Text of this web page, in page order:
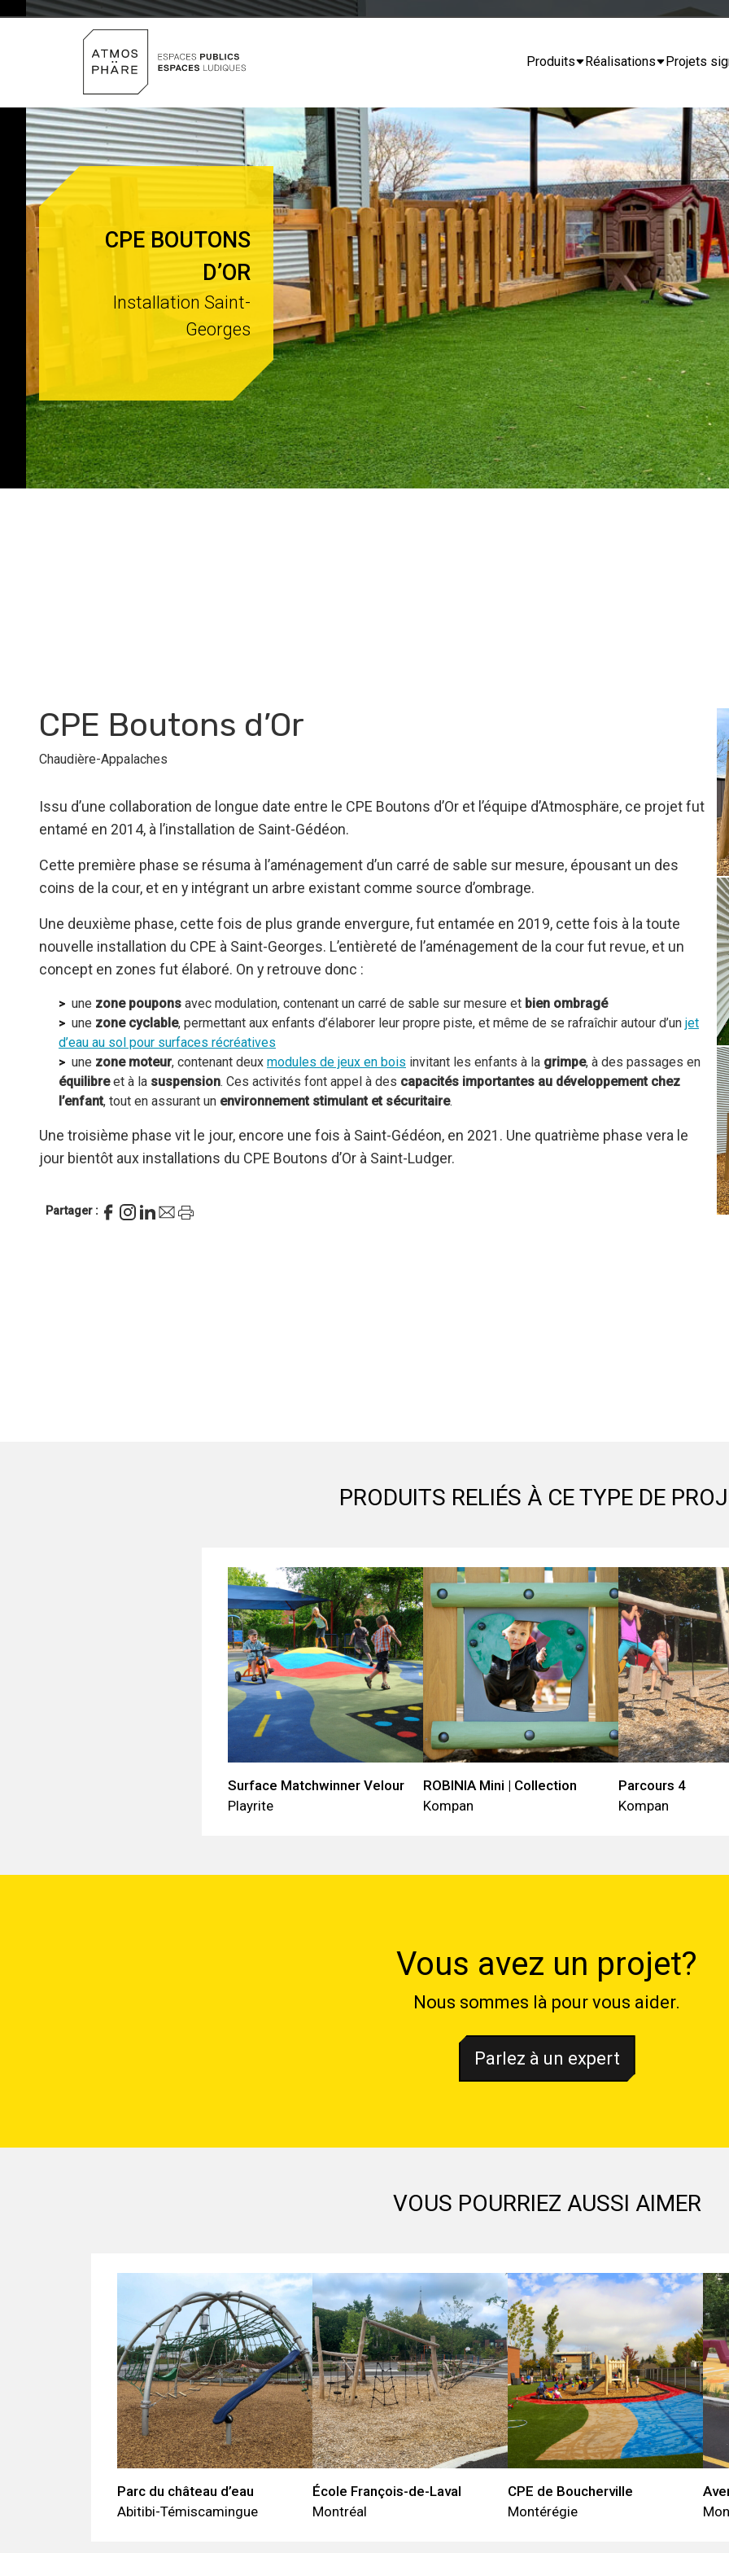
Aller au contenu
Produits Réalisations Projets
CPE BOUTONS
D’OR
Installation Saint-
Georges
CPE Boutons d’Or
Chaudière-Appalaches
Issu d’une collaboration de longue date entre le CPE Boutons d’Or et l’équipe d’Atmosphäre, ce projet fut
entamé en 2014, à l’installation de Saint-Gédéon.
Cette première phase se résuma à l’aménagement d’un carré de sable sur mesure, épousant un des
coins de la cour, et en y intégrant un arbre existant comme source d’ombrage.
Une deuxième phase, cette fois de plus grande envergure, fut entamée en 2019, cette fois à la toute
nouvelle installation du CPE à Saint-Georges. L’entièreté de l’aménagement de la cour fut revue, et un
concept en zones fut élaboré. On y retrouve donc :
une zone poupons avec modulation, contenant un carré de sable sur mesure et bien ombragé
une zone cyclable, permettant aux enfants d’élaborer leur propre piste, et même de se rafraîchir autour d’un jet
d’eau au sol pour surfaces récréatives
une zone moteur, contenant deux modules de jeux en bois invitant les enfants à la grimpe, à des passages en
équilibreet à la suspension. Ces activités font appel à des capacités importantes au développement chez
l’enfant, tout en assurant un environnement stimulant et sécuritaire.
Une troisième phase vit le jour, encore une fois à Saint-Gédéon, en 2021. Une quatrième phase vera le
jour bientôt aux installations du CPE Boutons d’Or à Saint-Ludger.
Partager :
PRODUITS RELIÉS À CE TYPE DE
Surface Matchwinner Velour
Playrite
ROBINIA Mini | Collection
Kompan
Parcours 4
Kompan
Vous avez un projet?
Nous sommes là pour vous aider.
Parlez à un expert
VOUS POURRIEZ AUSSI AIMER
Parc du château d’eau
Abitibi-Témiscamingue
École François-de-Laval
Montréal
CPE de Boucherville
Montérégie